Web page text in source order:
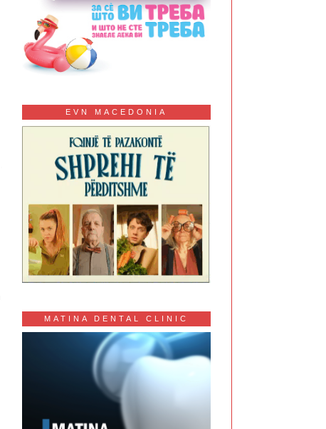
EVN MACEDONIA
MATINA DENTAL CLINIC